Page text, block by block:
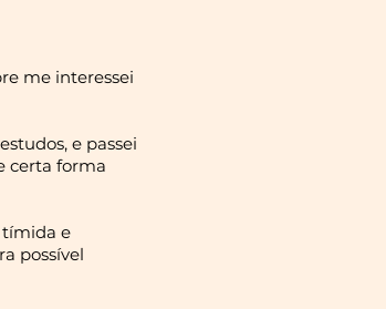
me interessei
e passei
certa forma
tímida e
possível